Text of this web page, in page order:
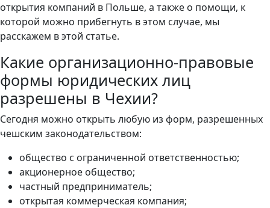
открытия компаний в Польше, а также о помощи, к
которой можно прибегнуть в этом случае, мы
расскажем в этой статье.
Какие организационно-правовые
формы юридических лиц
разрешены в Чехии?
Сегодня можно открыть любую из форм, разрешенных
чешским законодательством:
общество с ограниченной ответственностью;
акционерное общество;
частный предприниматель;
открытая коммерческая компания;